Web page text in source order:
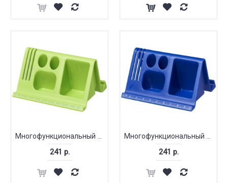
Многофункциональный настольный набор
241 р.
Многофункциональный настольный набор
241 р.